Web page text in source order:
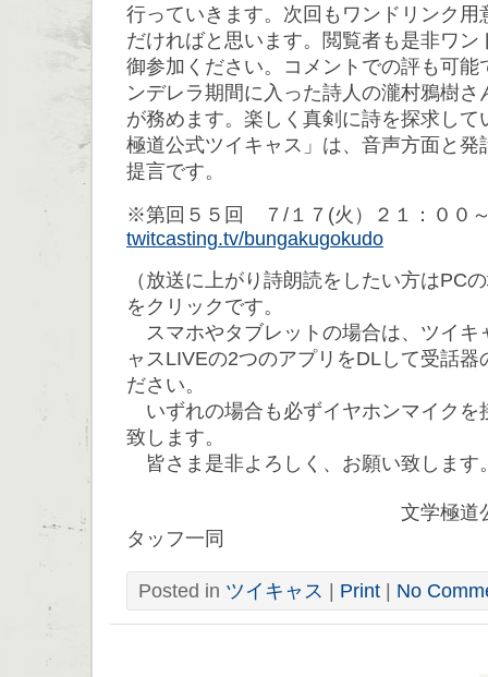
行っていきます。次回もワンドリンク用
だければと思います。閲覧者も是非ワン
御参加ください。コメントでの評も可能
ンデレラ期間に入った詩人の瀧村鴉樹
が務めます。楽しく真剣に詩を探求して
極道公式ツイキャス」は、音声方面と発
提言です。
※第回５５回 ７/１７(火）２１：００
twitcasting.tv/bungakugokudo
（放送に上がり詩朗読をしたい方はPC
をクリックです。
スマホやタブレットの場合は、ツイキ
ャスLIVEの2つのアプリをDLして受話
ださい。
いずれの場合も必ずイヤホンマイクを
致します。
皆さま是非よろしく、お願い致します
文学極道公式ツイ
タッフ一同
Posted in ツイキャス | Print | No